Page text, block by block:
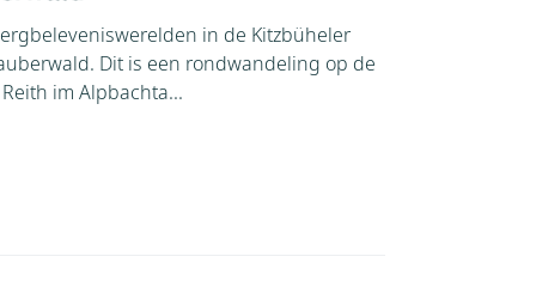
in de Kitzbüheler
Dit is een rondwandeling op de
im Alpbachta...